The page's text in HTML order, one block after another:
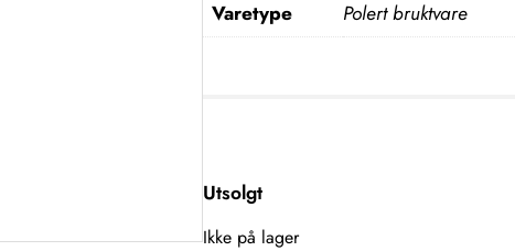
Varetype
Polert bruktvare
Utsolgt
Ikke på lager